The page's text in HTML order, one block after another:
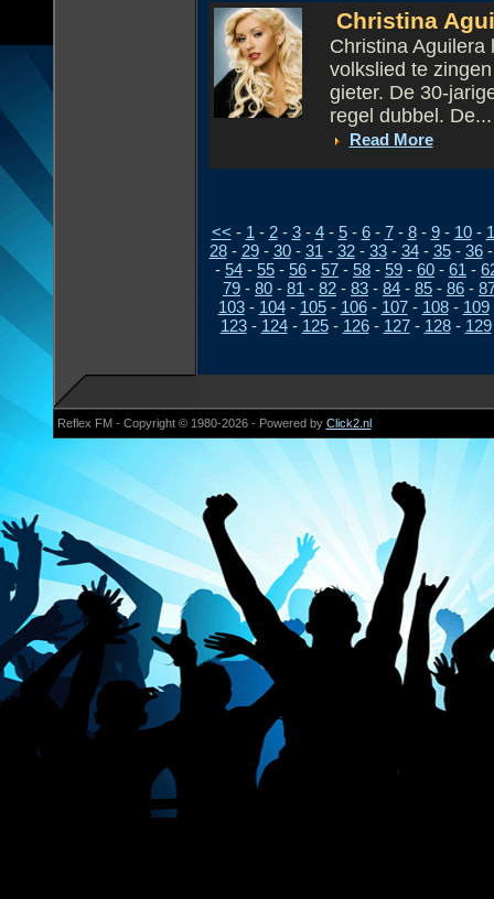
Christina
Christina Aguilera
volkslied te
gieter. De 30-
regel dubbel. De...
Read More
<< - 1 - 2- 3- 4- 5- 6- 7- 8- 9- 10-
28- 29- 30- 31 - 32- 33- 34- 35- 36
- 54 - 55 - 56 - 57 - 58 - 59 - 60 - 61 -
79 - 80 - 81 - 82 - 83 - 84 - 85 - 86 -
103- 104- 105- 106- 107- 108- 109
123- 124- 125- 126- 127- 128- 129
Reflex FM - Copyright © 1980-2026 - Powered by Click2.nl